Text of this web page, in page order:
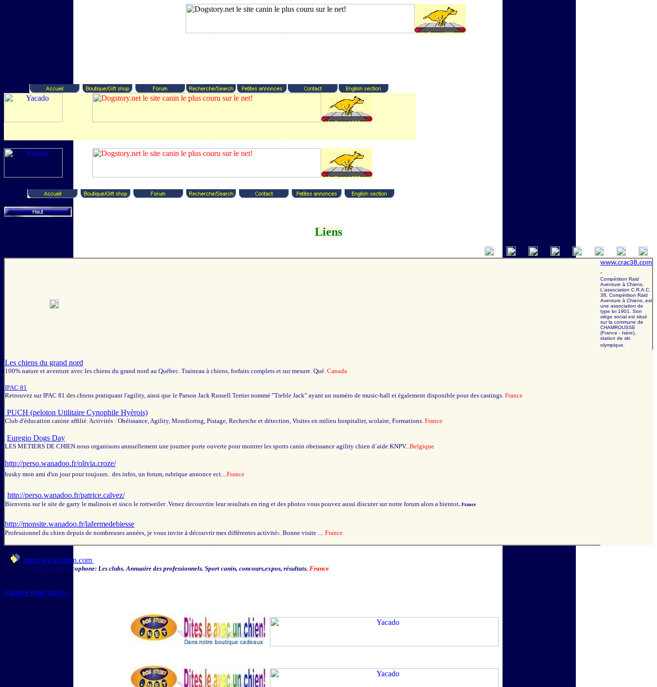
Liens
www.crac38.com
.
Compétition Raid
Aventure à Chiens.
L'association C.R.A.C.
38, Compétition Raid
Aventure à Chiens, est
une association de
type loi 1901. Son
siège social est situé
sur la commune de
CHAMROUSSE
(France - Isère),
station de ski
olympique.
Les chiens du grand nord
100% nature et aventure avec les chiens du grand nord au Québec. Traineau à chiens, forfaits complets et sur mesure. Qué. Canada
IPAC 81
Retrouvez sur IPAC 81 des chiens pratiquant l'agility, ainsi que le Parson Jack Russell Terrier nommé "Treble Jack" ayant un numéro de music-hall et également disponible pour des castings. France
PUCH (peloton Utilitaire Cynophile Hyèrois)
Club d'éducation canine affilié. Activités : Obéissance, Agility, Mondioring, Pistage, Recherche et détection, Visites en milieu hospitalier, scolaire, Formations. France
Euregio Dogs Day
LES METIERS DE CHIEN nous organisons annuellement une journee porte ouverte pour montrer les sports canin obeissance agility chien d´aide KNPV...Belgique
http://perso.wanadoo.fr/olivia.croze/
husky mon ami d'un jour pour toujours.. des infos, un forum, rubrique annonce ect....France
http://perso.wanadoo.fr/patrice.calvez/
Bienvenu sur le site de garry le malinois et sisco le rottweiler .Venez decouvrire leur resultats en ring et des photos vous pouvez aussi discuter sur notre forum alors a bientot. France
http://monsite.wanadoo.fr/lafermedebiesse
Professionnel du chien depuis de nombreuses années, je vous invite à découvrir mes différentes activités. Bonne visite .... France
http://www.chien.com
Portail canin francophone: Les clubs. Annuaire des professionnels. Sport canin, concours,expos, résultats. France
Ajoutez votre site ici